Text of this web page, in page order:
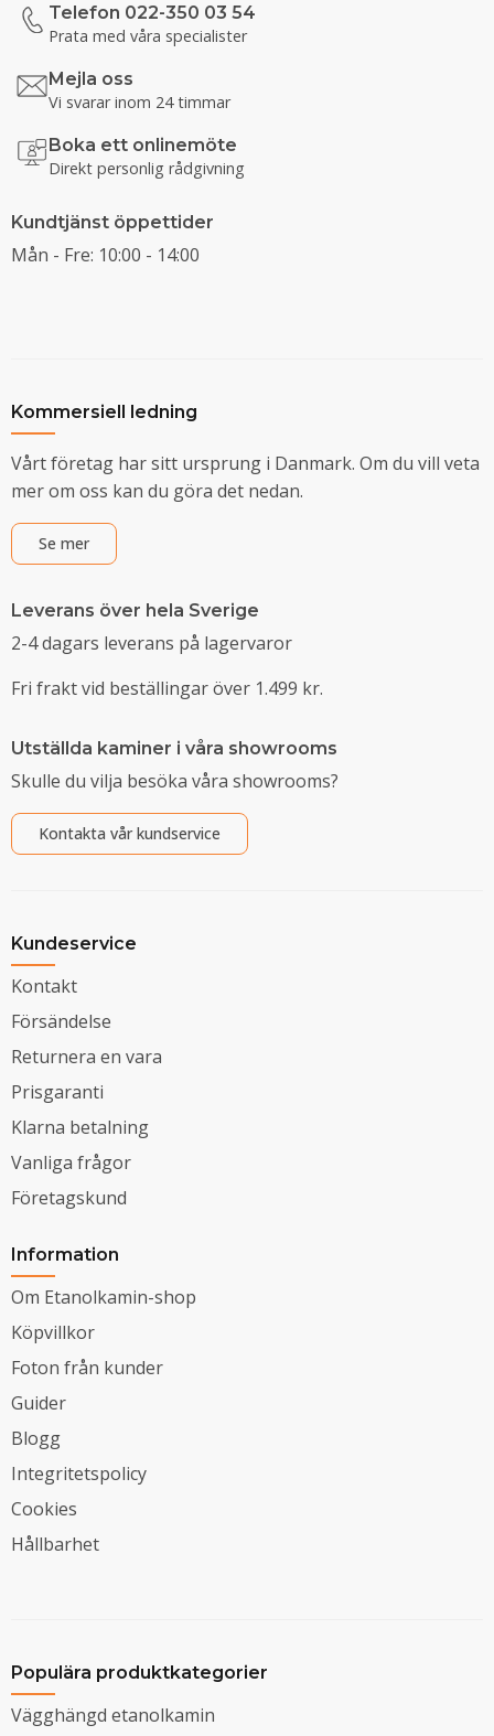
Telefon 022-350 03 54
Prata med våra specialister
Mejla oss
Vi svarar inom 24 timmar
Boka ett onlinemöte
Direkt personlig rådgivning
Kundtjänst öppettider
Mån - Fre: 10:00 - 14:00
Kommersiell ledning
Vårt företag har sitt ursprung i Danmark. Om du vill veta
mer om oss kan du göra det nedan.
Se mer
Leverans över hela Sverige
2-4 dagars leverans på lagervaror
Fri frakt vid beställingar över 1.499 kr.
Utställda kaminer i våra showrooms
Skulle du vilja besöka våra showrooms?
Kontakta vår kundservice
Kundeservice
Kontakt
Försändelse
Returnera en vara
Prisgaranti
Klarna betalning
Vanliga frågor
Företagskund
Information
Om Etanolkamin-shop
Köpvillkor
Foton från kunder
Guider
Blogg
Integritetspolicy
Cookies
Hållbarhet
Populära produktkategorier
Vägghängd etanolkamin